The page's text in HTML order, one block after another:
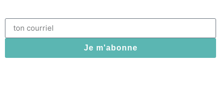
Je m'abonne